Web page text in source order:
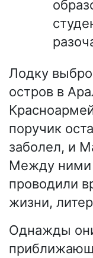
Лодку
остров в
поручик
заболел, и
Между ними
проводили
жизни,
Однажды